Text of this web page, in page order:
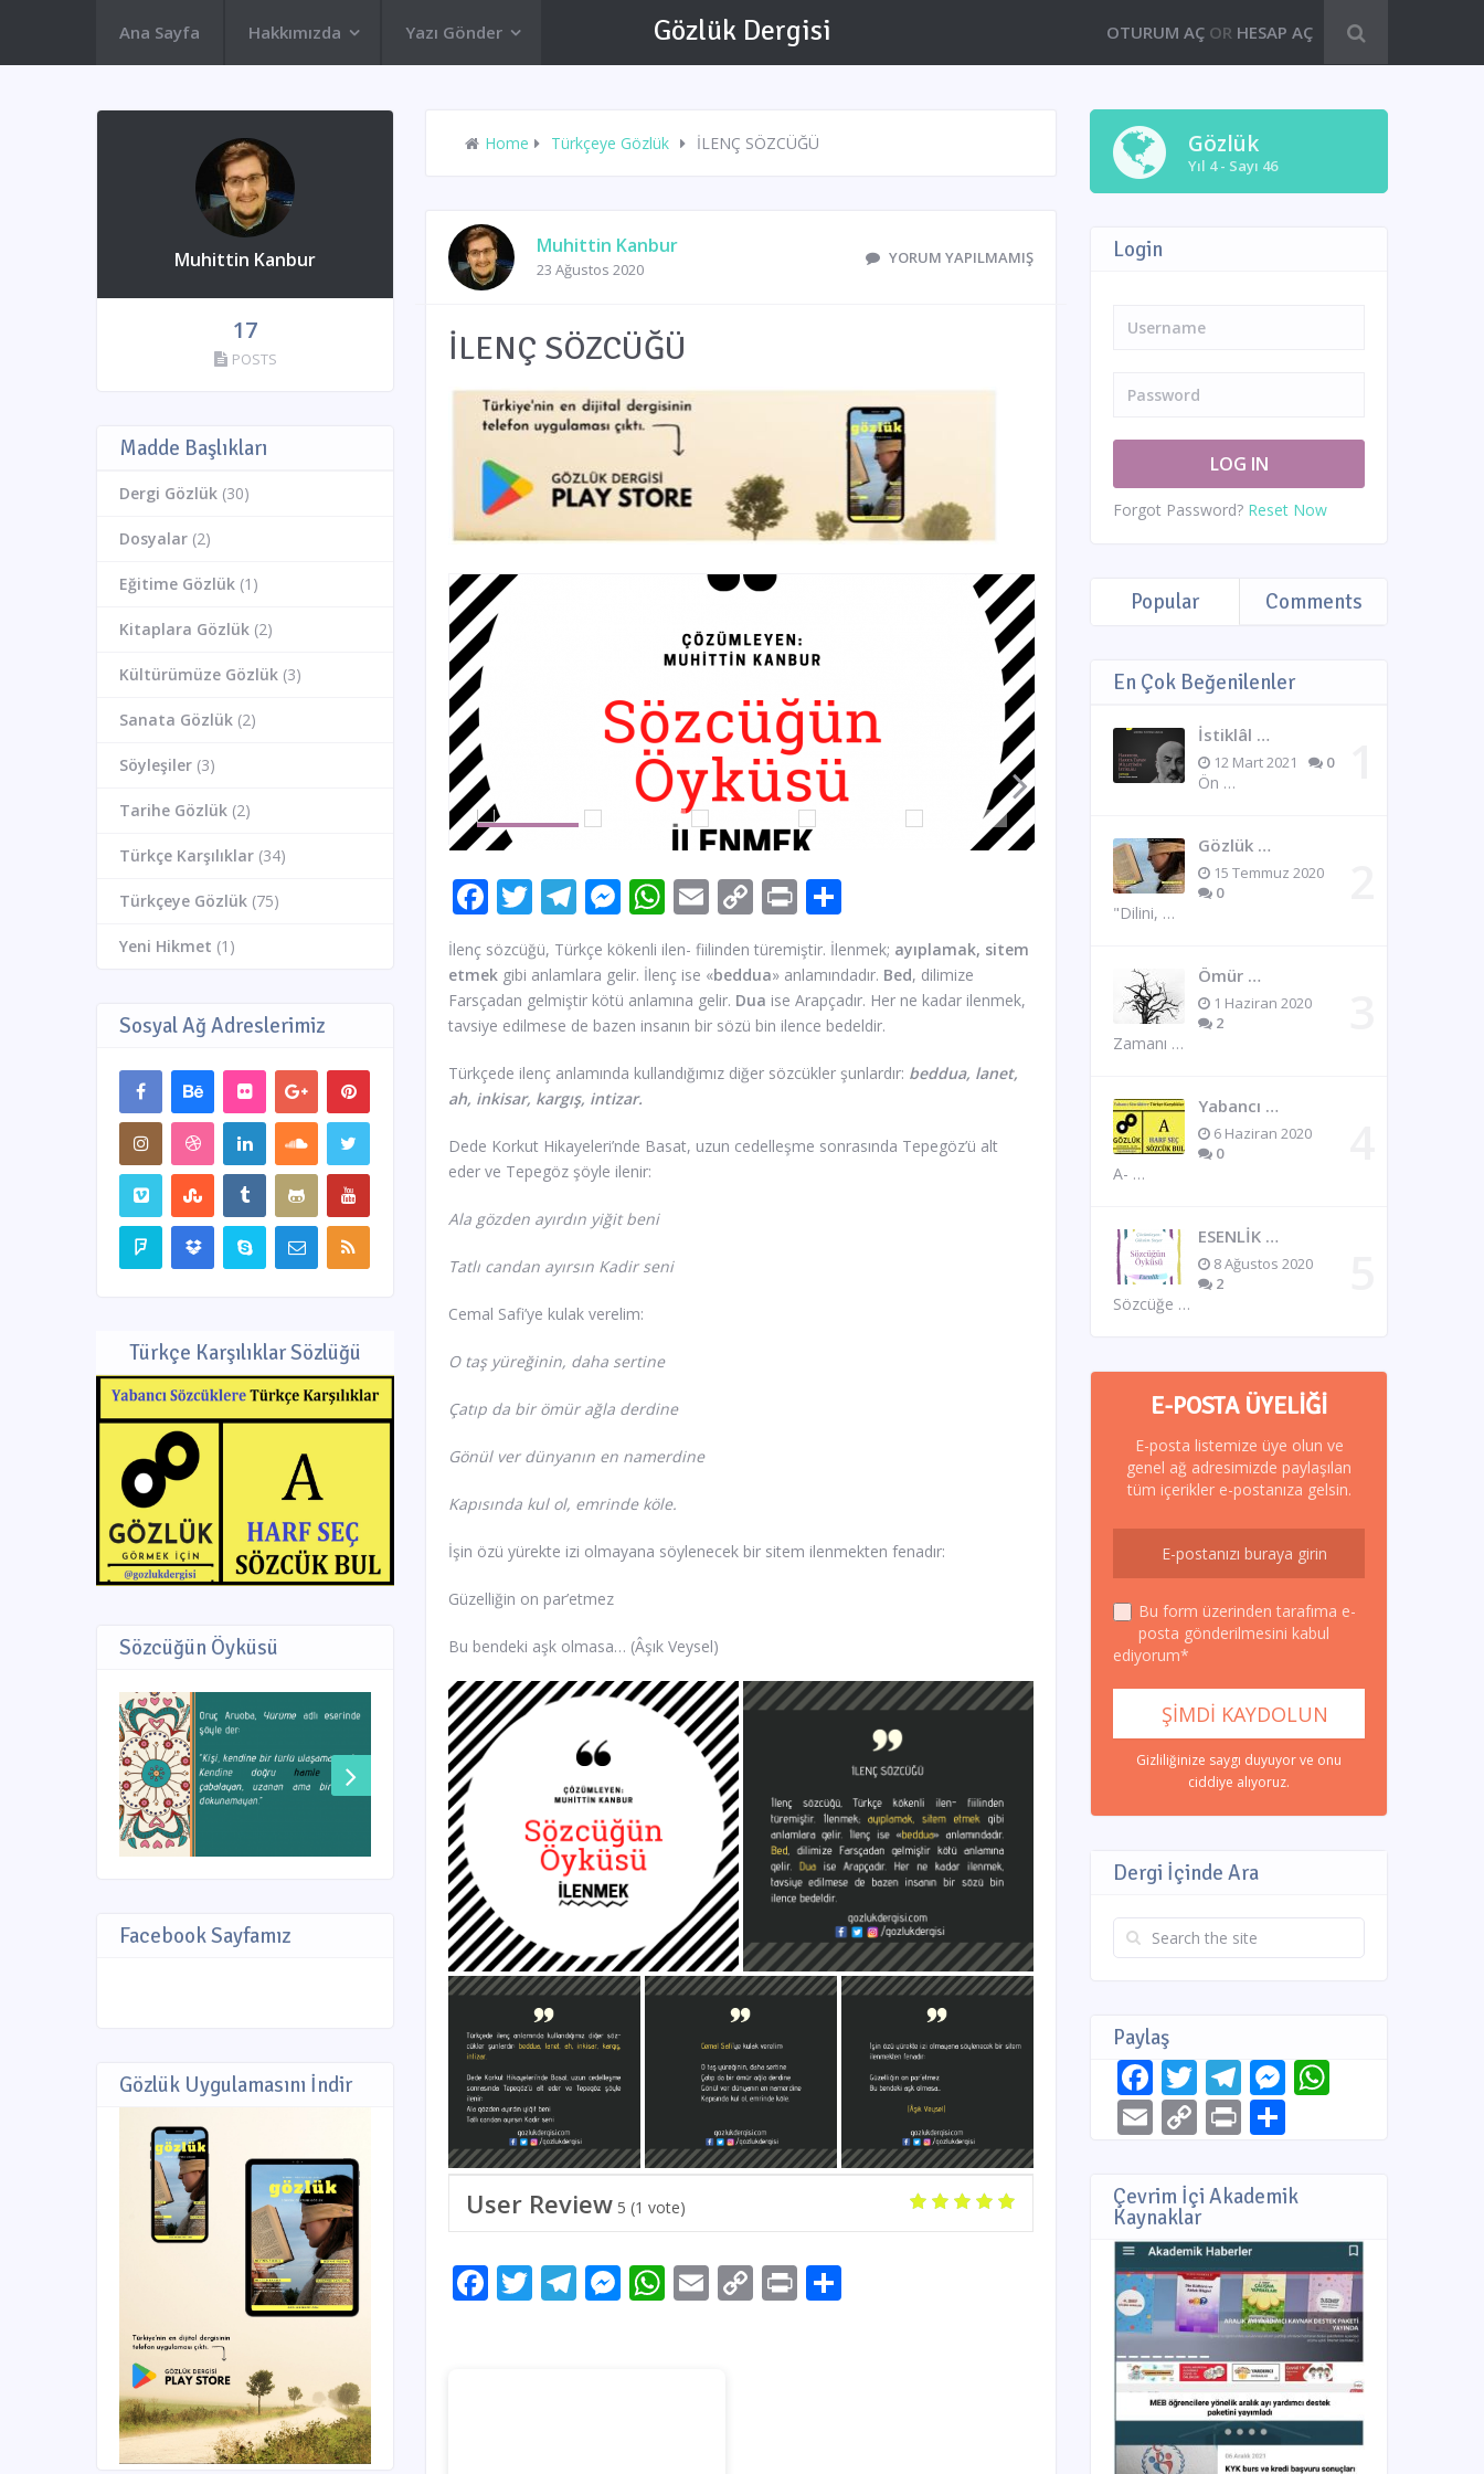
Ana Sayfa Hakkımızda Yazı Gönder Gözlük Dergisi OTURUM AÇ OR HESAP AÇ
Home Türkçeye Gözlük İLENÇ SÖZCÜĞÜ
Muhittin Kanbur
23 Ağustos 2020
YORUM YAPILMAMIŞ
İLENÇ SÖZCÜĞÜ
Facebook
Twitter
Telegram
Messenger
WhatsApp
Email
Copy
Link
PrintShare
İlenç sözcüğü, Türkçe kökenli ilen- fiilinden türemiştir. İlenmek; ayıplamak, sitem
etmekgibi anlamlara gelir. İlenç ise «beddua» anlamındadır. Bed, dilimize
Farsçadan gelmiştir kötü anlamına gelir. Dua ise Arapçadır. Her ne kadar ilenmek,
tavsiye edilmese de bazen insanın bir sözü bin ilence bedeldir.
Türkçede ilenç anlamında kullandığımız diğer sözcükler şunlardır: beddua, lanet,
ah, inkisar, kargış, intizar.
Dede Korkut Hikayeleri’nde Basat, uzun cedelleşme sonrasında Tepegöz’ü alt
eder ve Tepegöz şöyle ilenir:
Ala gözden ayırdın yiğit beni
Tatlı candan ayırsın Kadir seni
Cemal Safi’ye kulak verelim:
O taş yüreğinin, daha sertine
Çatıp da bir ömür ağla derdine
Gönül ver dünyanın en namerdine
Kapısında kul ol, emrinde köle.
İşin özü yürekte izi olmayana söylenecek bir sitem ilenmekten fenadır:
Güzelliğin on par’etmez
Bu bendeki aşk olmasa… (Âşık Veysel)
User Review 5 (1 vote)
Facebook
Twitter
Telegram
Messenger
WhatsApp
Email
Copy
PrintShare
Muhittin Kanbur
17
POSTS
Madde Başlıkları
Dergi Gözlük (30)
Dosyalar (2)
Eğitime Gözlük (1)
Kitaplara Gözlük (2)
Kültürümüze Gözlük (3)
Sanata Gözlük (2)
Söyleşiler (3)
Tarihe Gözlük (2)
Türkçe Karşılıklar (34)
Türkçeye Gözlük (75)
Yeni Hikmet (1)
Sosyal Ağ Adreslerimiz
Türkçe Karşılıklar Sözlüğü
Sözcüğün Öyküsü
Facebook Sayfamız
Gözlük Uygulamasını İndir
Gözlük
Yıl 4 - Sayı 46
Login
Forgot Password? Reset Now
Popular Comments
En Çok Beğenilenler
İstiklâl …
12 Mart 2021 0
Ön …
Gözlük …
15 Temmuz 2020
0
"Dilini, …
Ömür …
1 Haziran 2020
2
Zamanı …
Yabancı …
6 Haziran 2020
0
A- …
ESENLİK …
8 Ağustos 2020
2
Sözcüğe …
E-POSTA ÜYELIĞI
E-posta listemize üye olun ve
genel ağ adresimizde paylaşılan
tüm içerikler e-postanıza gelsin.
Bu form üzerinden tarafıma e-
posta gönderilmesini kabul
ediyorum*
Gizliliğinize saygı duyuyor ve onu
ciddiye alıyoruz.
Dergi İçinde Ara
Paylaş
Facebook
Twitter
Telegram
Messenger
EmailCopy
Print
Çevrim İçi Akademik
Kaynaklar